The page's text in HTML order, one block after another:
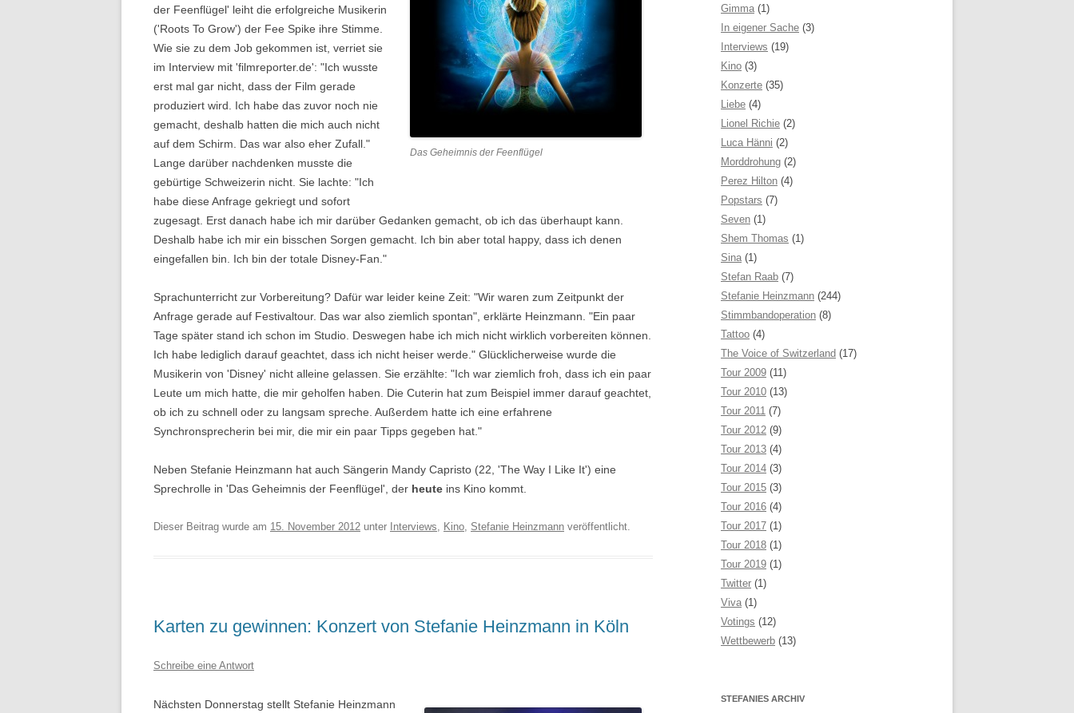
Das Geheimnis der Feenflügel
der Feenflügel' leiht die erfolgreiche Musikerin
('Roots To Grow') der Fee Spike ihre Stimme.
Wie sie zu dem Job gekommen ist, verriet sie
im Interview mit 'filmreporter.de': "Ich wusste
erst mal gar nicht, dass der Film gerade
produziert wird. Ich habe das zuvor noch nie
gemacht, deshalb hatten die mich auch nicht
auf dem Schirm. Das war also eher Zufall."
Lange darüber nachdenken musste die
gebürtige Schweizerin nicht. Sie lachte: "Ich
habe diese Anfrage gekriegt und sofort
zugesagt. Erst danach habe ich mir darüber Gedanken gemacht, ob ich das überhaupt kann.
Deshalb habe ich mir ein bisschen Sorgen gemacht. Ich bin aber total happy, dass ich denen
eingefallen bin. Ich bin der totale Disney-Fan."
Sprachunterricht zur Vorbereitung? Dafür war leider keine Zeit: "Wir waren zum Zeitpunkt der
Anfrage gerade auf Festivaltour. Das war also ziemlich spontan", erklärte Heinzmann. "Ein paar
Tage später stand ich schon im Studio. Deswegen habe ich mich nicht wirklich vorbereiten können.
Ich habe lediglich darauf geachtet, dass ich nicht heiser werde." Glücklicherweise wurde die
Musikerin von 'Disney' nicht alleine gelassen. Sie erzählte: "Ich war ziemlich froh, dass ich ein paar
Leute um mich hatte, die mir geholfen haben. Die Cuterin hat zum Beispiel immer darauf geachtet,
ob ich zu schnell oder zu langsam spreche. Außerdem hatte ich eine erfahrene
Synchronsprecherin bei mir, die mir ein paar Tipps gegeben hat."
Neben Stefanie Heinzmann hat auch Sängerin Mandy Capristo (22, 'The Way I Like It') eine
Sprechrolle in 'Das Geheimnis der Feenflügel', der heute ins Kino kommt.
Dieser Beitrag wurde am 15. November 2012 unter Interviews, Kino, Stefanie Heinzmann veröffentlicht.
Karten zu gewinnen: Konzert von Stefanie Heinzmann in Köln
Schreibe eine Antwort
Nächsten Donnerstag stellt Stefanie Heinzmann
Gimma (1)
In eigener Sache (3)
Interviews (19)
Kino (3)
Konzerte (35)
Liebe (4)
Lionel Richie (2)
Luca Hänni (2)
Morddrohung (2)
Perez Hilton (4)
Popstars (7)
Seven (1)
Shem Thomas (1)
Sina (1)
Stefan Raab (7)
Stefanie Heinzmann (244)
Stimmbandoperation (8)
Tattoo (4)
The Voice of Switzerland (17)
Tour 2009 (11)
Tour 2010 (13)
Tour 2011 (7)
Tour 2012 (9)
Tour 2013 (4)
Tour 2014 (3)
Tour 2015 (3)
Tour 2016 (4)
Tour 2017 (1)
Tour 2018 (1)
Tour 2019 (1)
Twitter (1)
Viva (1)
Votings (12)
Wettbewerb (13)
STEFANIES ARCHIV